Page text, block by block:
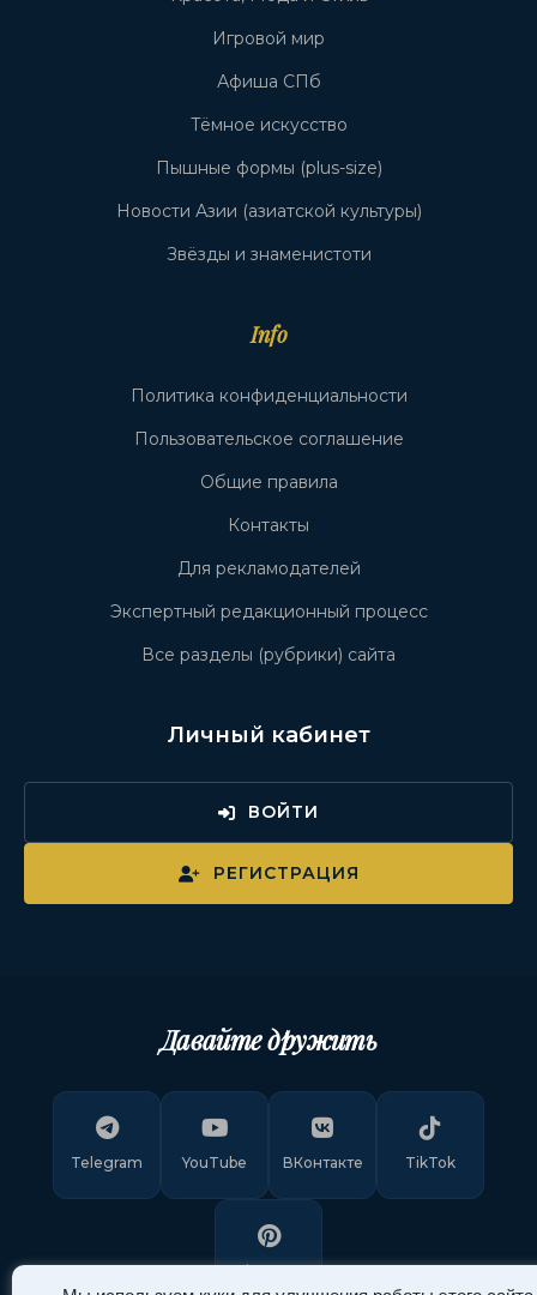
Игровой мир
Афиша СПб
Тёмное искусство
Пышные формы (plus-size)
Новости Азии (азиатской культуры)
Звёзды и знаменистоти
Info
Политика конфиденциальности
Пользовательское соглашение
Общие правила
Контакты
Для рекламодателей
Экспертный редакционный процесс
Все разделы (рубрики) сайта
Личный кабинет
ВОЙТИ
РЕГИСТРАЦИЯ
Давайте дружить
Telegram YouTube ВКонтакте TikTok
Pinterest